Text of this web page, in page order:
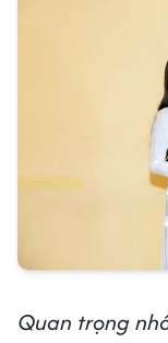
Quan trọng